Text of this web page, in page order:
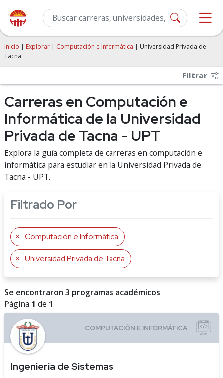
Inicio | Explorar | Computación e Informática | Universidad Privada de
Tacna
Filtrar
Carreras en Computación e
Informática de la Universidad
Privada de Tacna - UPT
Explora la guía completa de carreras en computación e
informática para estudiar en la Universidad Privada de
Tacna - UPT.
Filtrado Por
Computación e Informática
Universidad Privada de Tacna
Se encontraron 3 programas académicos
Página 1 de 1
Ingeniería de Sistemas